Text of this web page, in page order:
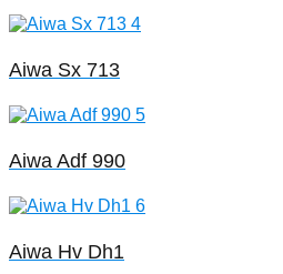
Aiwa Sx 713
Aiwa Adf 990
Aiwa Hv Dh1